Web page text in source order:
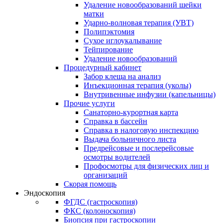
Удаление новообразований шейки
матки
Ударно-волновая терапия (УВТ)
Полипэктомия
Сухое иглоукалывание
Тейпирование
Удаление новообразований
Процедурный кабинет
Забор клеща на анализ
Инъекционная терапия (уколы)
Внутривенные инфузии (капельницы)
Прочие услуги
Санаторно-курортная карта
Справка в бассейн
Справка в налоговую инспекцию
Выдача больничного листа
Предрейсовые и послерейсовые
осмотры водителей
Профосмотры для физических лиц и
организаций
Скорая помощь
Эндоскопия
ФГДС (гастроскопия)
ФКС (колоноскопия)
Биопсия при гастроскопии